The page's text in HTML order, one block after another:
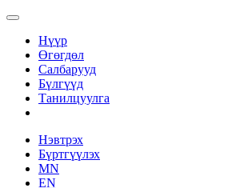
Нүүр
Өгөгдөл
Салбарууд
Бүлгүүд
Танилцуулга
Нэвтрэх
Бүртгүүлэх
MN
EN